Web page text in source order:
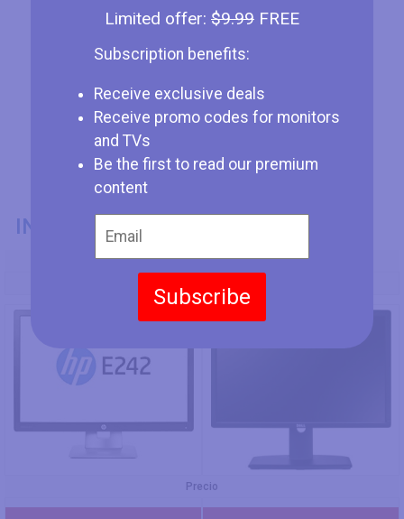
Limited offer: $9.99FREE
Subscription benefits:
Receive exclusive deals
Receive promo codes for monitors
and TVs
Be the first to read our premium
content
Subscribe
INFORMACIÓN GENERAL
Modelo
Precio